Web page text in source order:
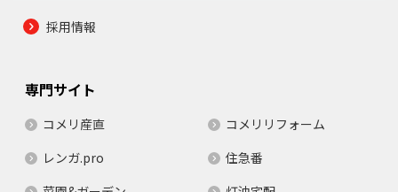
採用情報
専門サイト
コメリ産直
コメリリフォーム
レンガ.pro
住急番